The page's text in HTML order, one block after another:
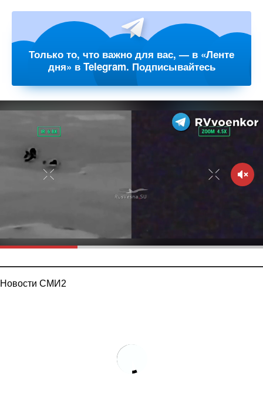
Только то, что важно для вас, — в «Ленте
дня» в Telegram. Подписывайтесь
Новости СМИ2